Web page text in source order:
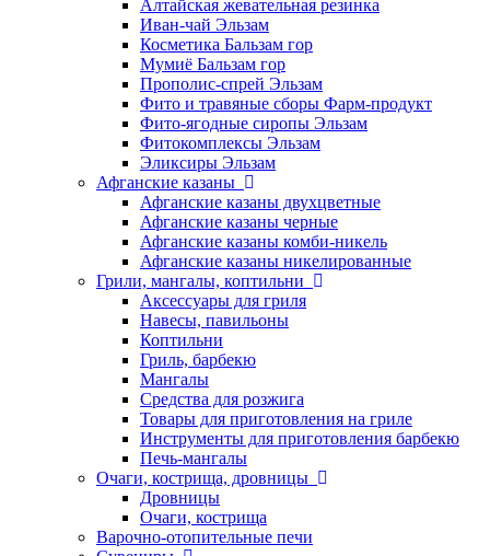
Алтайская жевательная резинка
Иван-чай Эльзам
Косметика Бальзам гор
Мумиё Бальзам гор
Прополис-спрей Эльзам
Фито и травяные сборы Фарм-продукт
Фито-ягодные сиропы Эльзам
Фитокомплексы Эльзам
Эликсиры Эльзам
Афганские казаны
Афганские казаны двухцветные
Афганские казаны черные
Афганские казаны комби-никель
Афганские казаны никелированные
Грили, мангалы, коптильни
Аксессуары для гриля
Навесы, павильоны
Коптильни
Гриль, барбекю
Мангалы
Средства для розжига
Товары для приготовления на гриле
Инструменты для приготовления барбекю
Печь-мангалы
Очаги, кострища, дровницы
Дровницы
Очаги, кострища
Варочно-отопительные печи